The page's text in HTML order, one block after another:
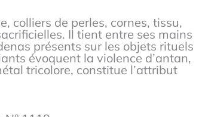
colliers de perles, cornes, tissu,
Il tient entre ses mains
présents sur les objets rituels
évoquent la violence d’antan,
tricolore, constitue l’attribut